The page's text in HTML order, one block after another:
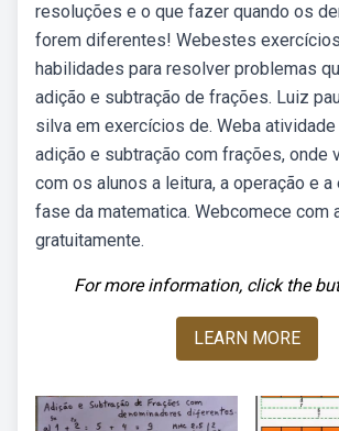
resoluções e o que fazer quando os
forem diferentes! Webestes
habilidades para resolver problemas
adição e subtração de frações. Luiz
silva em exercícios de. Weba atividade
adição e subtração com frações, onde
com os alunos a leitura, a operação e
fase da matematica. Webcomece com
gratuitamente.
For more information, click the
LEARN MORE